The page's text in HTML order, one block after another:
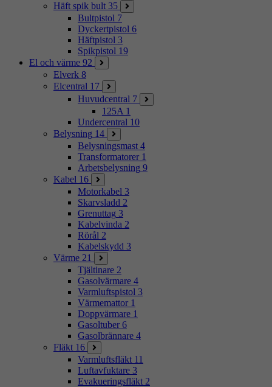
Häft spik bult 35
Bultpistol 7
Dyckertpistol 6
Häftpistol 3
Spikpistol 19
El och värme 92
Elverk 8
Elcentral 17
Huvudcentral 7
125A 1
Undercentral 10
Belysning 14
Belysningsmast 4
Transformatorer 1
Arbetsbelysning 9
Kabel 16
Motorkabel 3
Skarvsladd 2
Grenuttag 3
Kabelvinda 2
Rörål 2
Kabelskydd 3
Värme 21
Tjältinare 2
Gasolvärmare 4
Varmluftspistol 3
Värmemattor 1
Doppvärmare 1
Gasoltuber 6
Gasolbrännare 4
Fläkt 16
Varmluftsfläkt 11
Luftavfuktare 3
Evakueringsfläkt 2